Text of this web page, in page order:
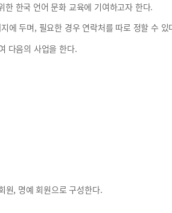
한국 언어 문화 교육에 기여하고자 한다.
에 두며, 필요한 경우 연락처를 따로 정할 수 있
다음의 사업을 한다.
원, 명예 회원으로 구성한다.